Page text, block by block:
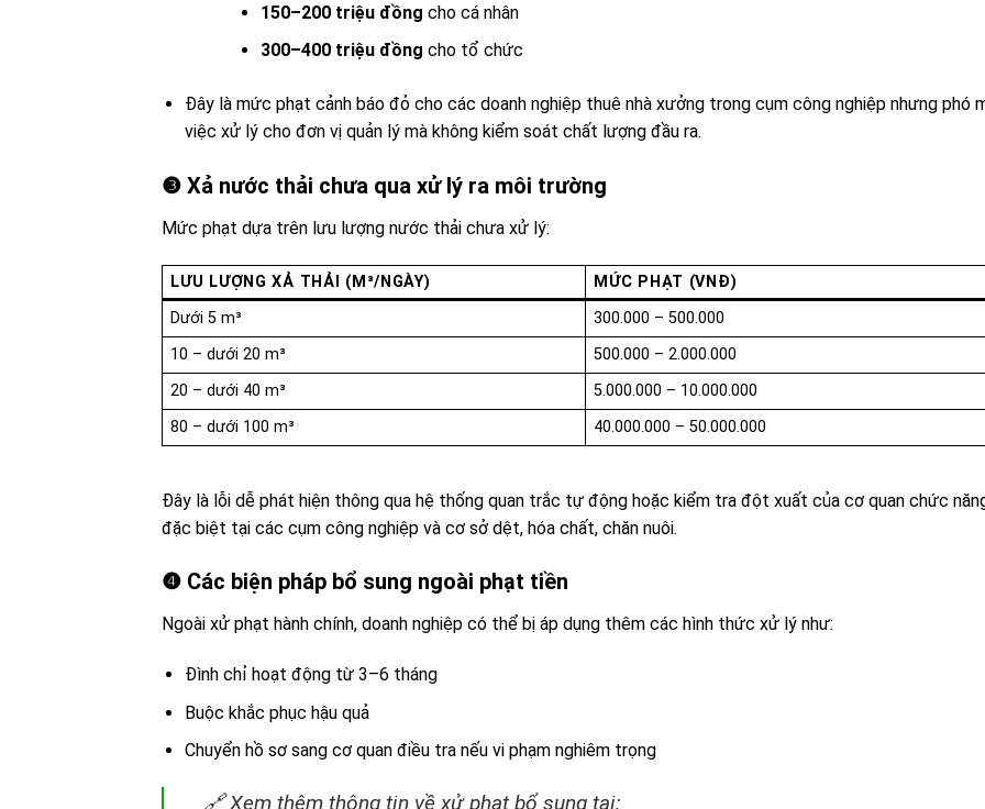
150–200 triệu đồng cho cá nhân
300–400 triệu đồng cho tổ chức
Đây là mức phạt cảnh báo đỏ cho các doanh nghiệp thuê nhà xưởng trong cụm công nghiệp nhưng phó
việc xử lý cho đơn vị quản lý mà không kiểm soát chất lượng đầu ra.
❸ Xả nước thải chưa qua xử lý ra môi trường
Mức phạt dựa trên lưu lượng nước thải chưa xử lý:
LƯU LƯỢNG XẢ THẢI (M³/NGÀY)
MỨC PHẠT (VNĐ)
Dưới 5 m³
300.000 – 500.000
10 – dưới 20 m³
500.000 – 2.000.000
20 – dưới 40 m³
5.000.000 – 10.000.000
80 – dưới 100 m³
40.000.000 – 50.000.000
Đây là lỗi dễ phát hiện thông qua hệ thống quan trắc tự động hoặc kiểm tra đột xuất của cơ quan chức
đặc biệt tại các cụm công nghiệp và cơ sở dệt, hóa chất, chăn nuôi.
❹ Các biện pháp bổ sung ngoài phạt tiền
Ngoài xử phạt hành chính, doanh nghiệp có thể bị áp dụng thêm các hình thức xử lý như:
Đình chỉ hoạt động từ 3–6 tháng
Buộc khắc phục hậu quả
Chuyển hồ sơ sang cơ quan điều tra nếu vi phạm nghiêm trọng
🔗 Xem thêm thông tin về xử phạt bổ sung tại: